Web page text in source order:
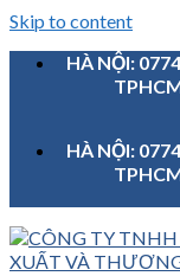
Skip to content
HÀ NỘI:
HÀ NỘI: